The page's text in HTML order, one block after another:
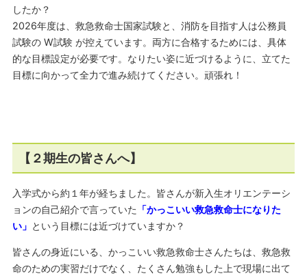
したか？
2026年度は、救急救命士国家試験と、消防を目指す人は公務員
試験の W試験 が控えています。両方に合格するためには、具体
的な目標設定が必要です。なりたい姿に近づけるように、立てた
目標に向かって全力で進み続けてください。頑張れ！
【２期生の皆さんへ】
入学式から約１年が経ちました。皆さんが新入生オリエンテーシ
ョンの自己紹介で言っていた 「かっこいい救急救命士になりた
い」 という目標には近づけていますか？
皆さんの身近にいる、かっこいい救急救命士さんたちは、救急救
命のための実習だけでなく、たくさん勉強もした上で現場に出て